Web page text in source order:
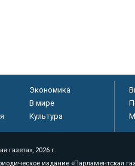
Экономика
В мире
Культура
газета», 2026 г.
издание «Парламентская